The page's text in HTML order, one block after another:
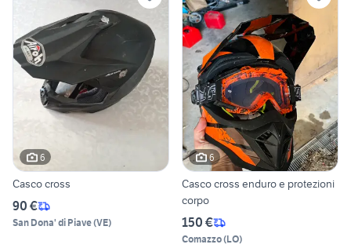
6
Casco cross
90 €
San Dona' di Piave(VE)
6
Casco cross enduro e protezioni
corpo
150 €
Comazzo(LO)